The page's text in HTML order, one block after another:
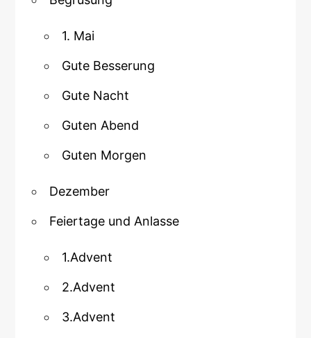
1. Mai
Gute Besserung
Gute Nacht
Guten Abend
Guten Morgen
Dezember
Feiertage und Anlasse
1.Advent
2.Advent
3.Advent